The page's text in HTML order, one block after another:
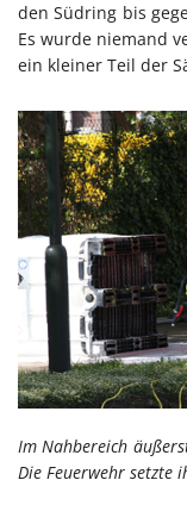
den Südring bis
Es wurde niemand
ein kleiner Teil der
Im Nahbereich
Die Feuerwehr setzte